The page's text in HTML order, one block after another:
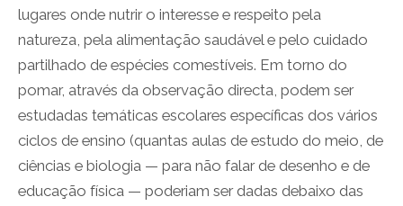
lugares onde nutrir o interesse e respeito pela
natureza, pela alimentação saudável e pelo cuidado
partilhado de espécies comestíveis. Em torno do
pomar, através da observação directa, podem ser
estudadas temáticas escolares específicas dos vários
ciclos de ensino (quantas aulas de estudo do meio, de
ciências e biologia — para não falar de desenho e de
educação física — poderiam ser dadas debaixo das